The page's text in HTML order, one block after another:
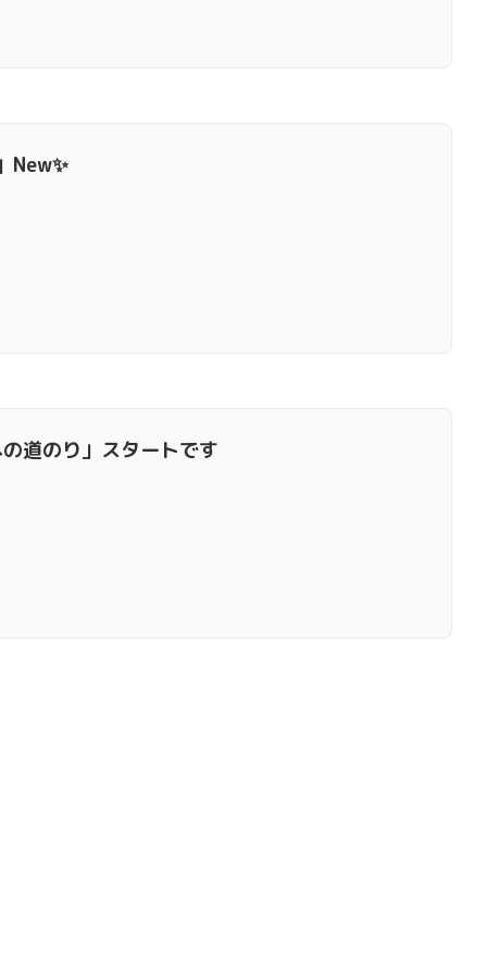
New✨
道のり」スタートです